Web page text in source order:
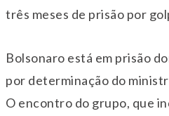
três meses de prisão por
Bolsonaro está em prisão
por determinação do
O encontro do grupo, que